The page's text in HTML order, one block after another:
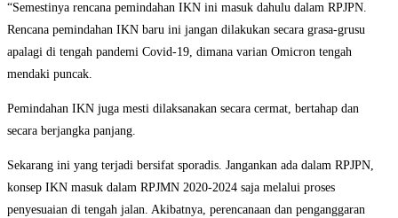
“Semestinya rencana pemindahan IKN ini masuk dahulu dalam RPJPN.
Rencana pemindahan IKN baru ini jangan dilakukan secara grasa-grusu
apalagi di tengah pandemi Covid-19, dimana varian Omicron tengah
mendaki puncak.
Pemindahan IKN juga mesti dilaksanakan secara cermat, bertahap dan
secara berjangka panjang.
Sekarang ini yang terjadi bersifat sporadis. Jangankan ada dalam RPJPN,
konsep IKN masuk dalam RPJMN 2020-2024 saja melalui proses
penyesuaian di tengah jalan. Akibatnya, perencanaan dan penganggaran